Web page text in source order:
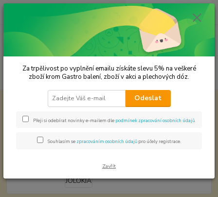
Menu
Hledat
ks
za 0,00 Kč
Chilli svět papriček NAGA JOLOKIA
NAGA JOLOKIA
Za trpělivost po vyplnění emailu získáte slevu 5% na veškeré
zboží krom Gastro balení, zboží v akci a plechových dóz.
Odeslat
Přeji si odebírat novinky e-mailem dle podmínek zpracování osobních údajů
Souhlasím se zpracováním osobních údajů pro účely registrace.
Zavřít